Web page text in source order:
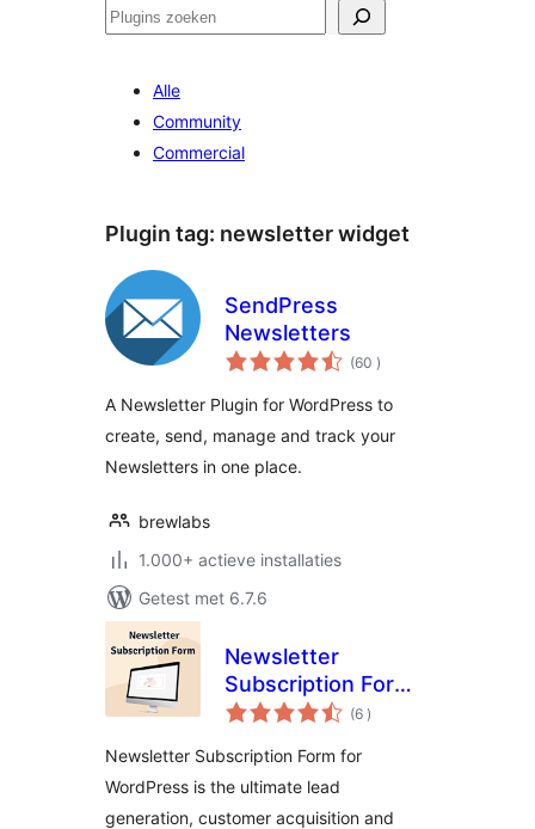
Zoeken
Alle
Community
Commercial
Plugin tag: newsletter widget
SendPress
Newsletters
(60 aantal
beoordelingen
)
A Newsletter Plugin for WordPress to
create, send, manage and track your
Newsletters in one place.
brewlabs
1.000+ actieve installaties
Getest met 6.7.6
Newsletter
Subscription Form –
User Subscriptions
Email
(6 aantal
beoordelingen
)
Newsletter Subscription Form for
WordPress is the ultimate lead
generation, customer acquisition and